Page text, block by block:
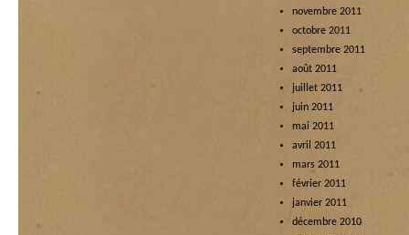
novembre 2011
octobre 2011
septembre 2011
août 2011
juillet 2011
juin 2011
mai 2011
avril 2011
mars 2011
février 2011
janvier 2011
décembre 2010